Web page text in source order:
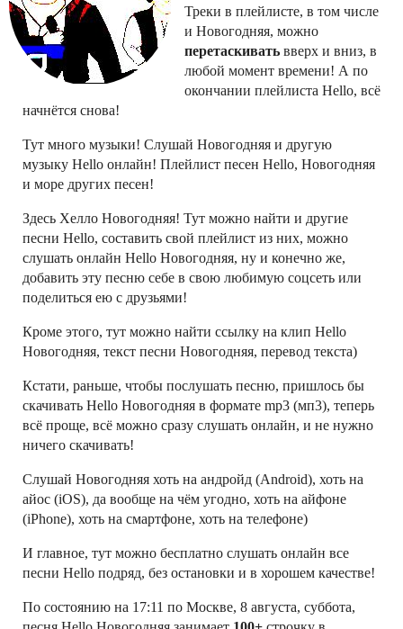
Треки в плейлисте, в том числе
и Новогодняя, можно
перетаскивать вверх и вниз, в
любой момент времени! А по
окончании плейлиста Hello, всё
начнётся снова!
Тут много музыки! Слушай Новогодняя и другую
музыку Hello онлайн! Плейлист песен Hello, Новогодняя
и море других песен!
Здесь Хелло Новогодняя! Тут можно найти и другие
песни Hello, составить свой плейлист из них, можно
слушать онлайн Hello Новогодняя, ну и конечно же,
добавить эту песню себе в свою любимую соцсеть или
поделиться ею с друзьями!
Кроме этого, тут можно найти ссылку на клип Hello
Новогодняя, текст песни Новогодняя, перевод текста)
Кстати, раньше, чтобы послушать песню, пришлось бы
скачивать Hello Новогодняя в формате mp3 (мп3), теперь
всё проще, всё можно сразу слушать онлайн, и не нужно
ничего скачивать!
Слушай Новогодняя хоть на андройд (Android), хоть на
айос (iOS), да вообще на чём угодно, хоть на айфоне
(iPhone), хоть на смартфоне, хоть на телефоне)
И главное, тут можно бесплатно слушать онлайн все
песни Hello подряд, без остановки и в хорошем качестве!
По состоянию на 17:11 по Москве, 8 августа, суббота,